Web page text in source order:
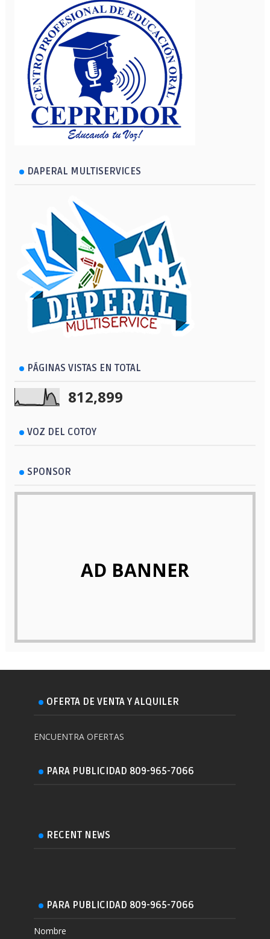
DAPERAL MULTISERVICES
PÁGINAS VISTAS EN TOTAL
812,899
VOZ DEL COTOY
SPONSOR
AD BANNER
OFERTA DE VENTA Y ALQUILER
ENCUENTRA OFERTAS
PARA PUBLICIDAD 809-965-7066
RECENT NEWS
PARA PUBLICIDAD 809-965-7066
Nombre